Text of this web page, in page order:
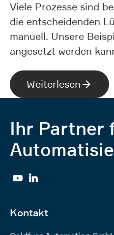
Viele Prozesse sind
die entscheidenden
manuell. Unsere
angesetzt werden
Weiterlesen
Ihr Partner
YouTube
Kontakt